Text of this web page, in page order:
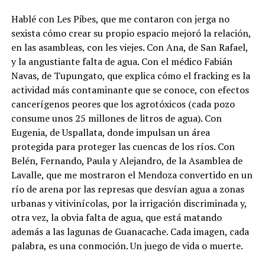
Hablé con Les Pibes, que me contaron con jerga no
sexista cómo crear su propio espacio mejoró la relación,
en las asambleas, con les viejes. Con Ana, de San Rafael,
y la angustiante falta de agua. Con el médico Fabián
Navas, de Tupungato, que explica cómo el fracking es la
actividad más contaminante que se conoce, con efectos
cancerígenos peores que los agrotóxicos (cada pozo
consume unos 25 millones de litros de agua). Con
Eugenia, de Uspallata, donde impulsan un área
protegida para proteger las cuencas de los ríos. Con
Belén, Fernando, Paula y Alejandro, de la Asamblea de
Lavalle, que me mostraron el Mendoza convertido en un
río de arena por las represas que desvían agua a zonas
urbanas y vitivinícolas, por la irrigación discriminada y,
otra vez, la obvia falta de agua, que está matando
además a las lagunas de Guanacache. Cada imagen, cada
palabra, es una conmoción. Un juego de vida o muerte.